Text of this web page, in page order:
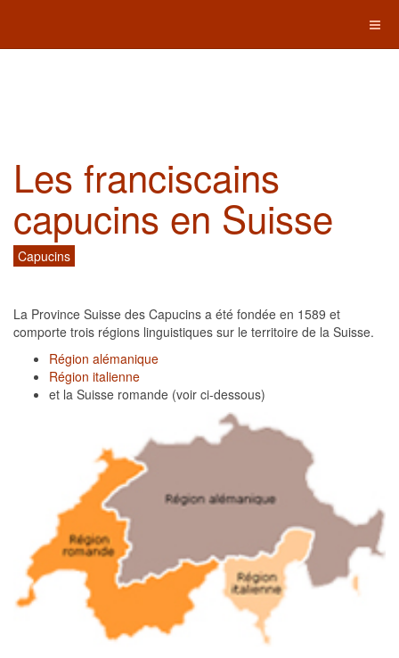
Les franciscains
capucins en Suisse
Capucins
La Province Suisse des Capucins a été fondée en 1589 et
comporte trois régions linguistiques sur le territoire de la Suisse.
Région alémanique
Région italienne
et la Suisse romande (voir ci-dessous)